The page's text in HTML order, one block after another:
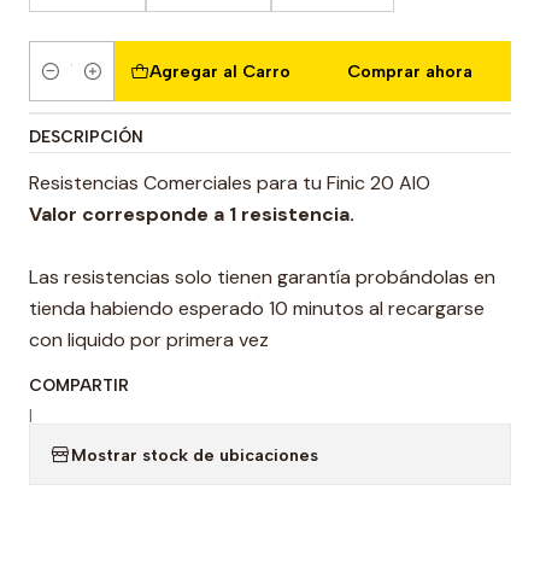
Cantidad
Agregar al Carro Comprar ahora
DESCRIPCIÓN
Resistencias Comerciales para tu Finic 20 AIO
Valor corresponde a 1 resistencia.
Las resistencias solo tienen garantía probándolas en
tienda habiendo esperado 10 minutos al recargarse
con liquido por primera vez
COMPARTIR
|
Mostrar stock de ubicaciones